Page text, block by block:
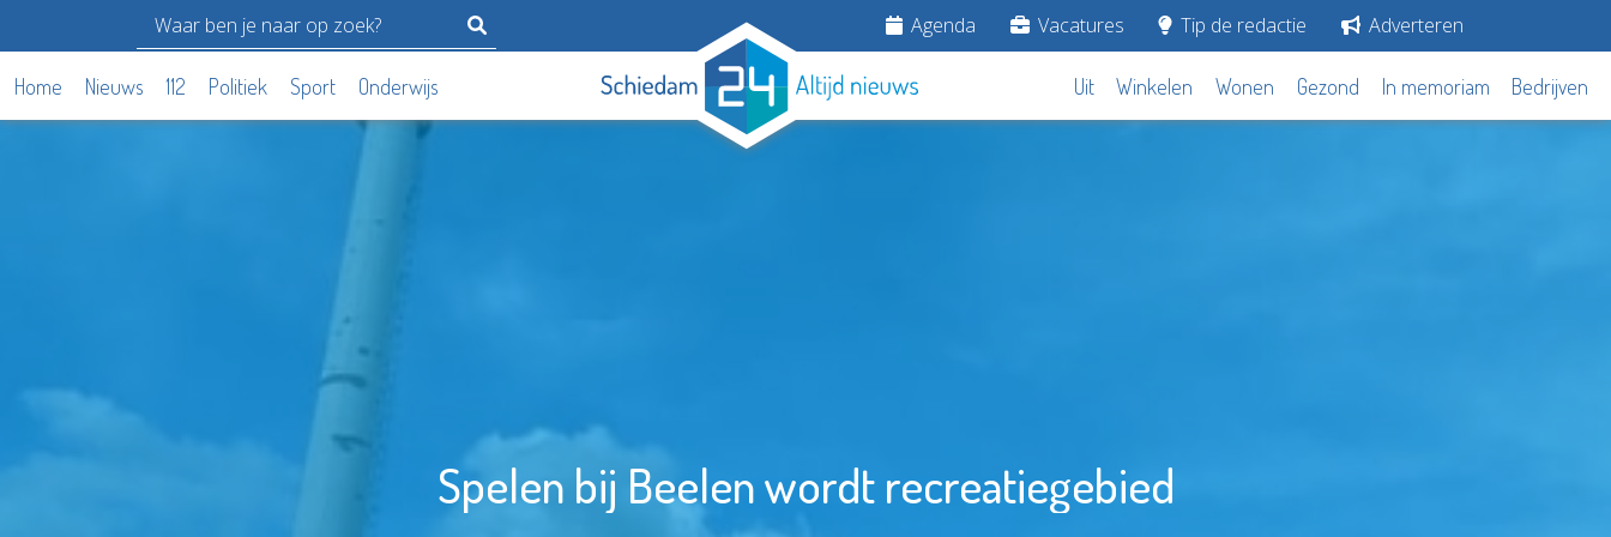
Agenda Vacatures Tip de redactie Adverteren
Home Nieuws 112 Politiek Sport Onderwijs Uit Winkelen Wonen Gezond In memoriam Bedrijven
Spelen bij Beelen wordt recreatiegebied